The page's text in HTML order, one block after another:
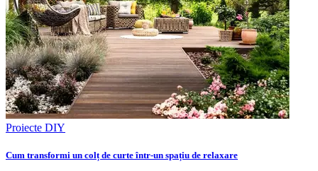
Proiecte DIY
Cum transformi un colț de curte într-un spațiu de relaxare